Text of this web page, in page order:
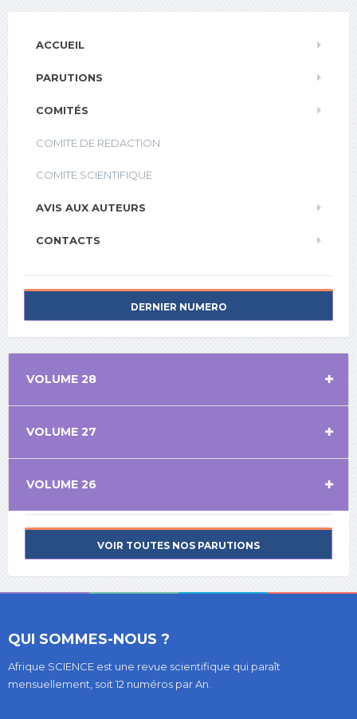
ACCUEIL
PARUTIONS
COMITÉS
COMITE DE REDACTION
COMITE SCIENTIFIQUE
AVIS AUX AUTEURS
CONTACTS
DERNIER NUMERO
VOLUME 28
VOLUME 27
VOLUME 26
VOIR TOUTES NOS PARUTIONS
QUI SOMMES-NOUS ?
Afrique SCIENCE est une revue scientifique qui paraît
mensuellement, soit 12 numéros par An.